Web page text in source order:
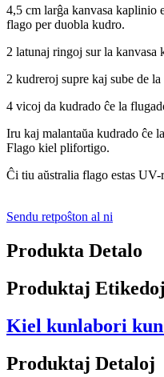
4,5 cm larĝa kanvasa kaplinio
flago per duobla kudro.
2 latunaj ringoj sur la kanvasa
2 kudreroj supre kaj sube de
4 vicoj da kudrado ĉe la
Iru kaj malantaŭa kudrado ĉe
Flago kiel plifortigo.
Ĉi tiu aŭstralia flago estas UV-
Sendu retpoŝton al ni
Produkta Detalo
Produktaj Etikedoj
Kiel kunlabori
Produktaj Detaloj